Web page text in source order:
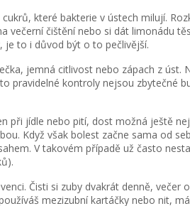
které bakterie v ústech milují.
večerní čištění nebo si dát limonádu
je to i důvod být o to pečlivější.
jemná citlivost nebo zápach z úst.
pravidelné kontroly nejsou zbytečné
při jídle nebo pití, dost možná ještě
Když však bolest začne sama od
V takovém případě už často
Čisti si zuby dvakrát denně, večer
mezizubní kartáčky nebo nit,